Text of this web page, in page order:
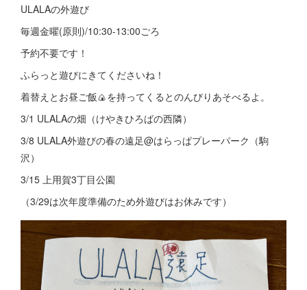
ULALAの外遊び
毎週金曜(原則)/10:30-13:00ごろ
予約不要です！
ふらっと遊びにきてくださいね！
着替えとお昼ご飯🍙を持ってくるとのんびりあそべるよ。
3/1 ULALAの畑（けやきひろばの西隣）
3/8 ULALA外遊びの春の遠足@はらっぱプレーパーク（駒
沢）
3/15 上用賀3丁目公園
（3/29は次年度準備のため外遊びはお休みです）